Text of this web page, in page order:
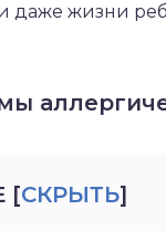
даже жизни
[СКРЫТЬ]